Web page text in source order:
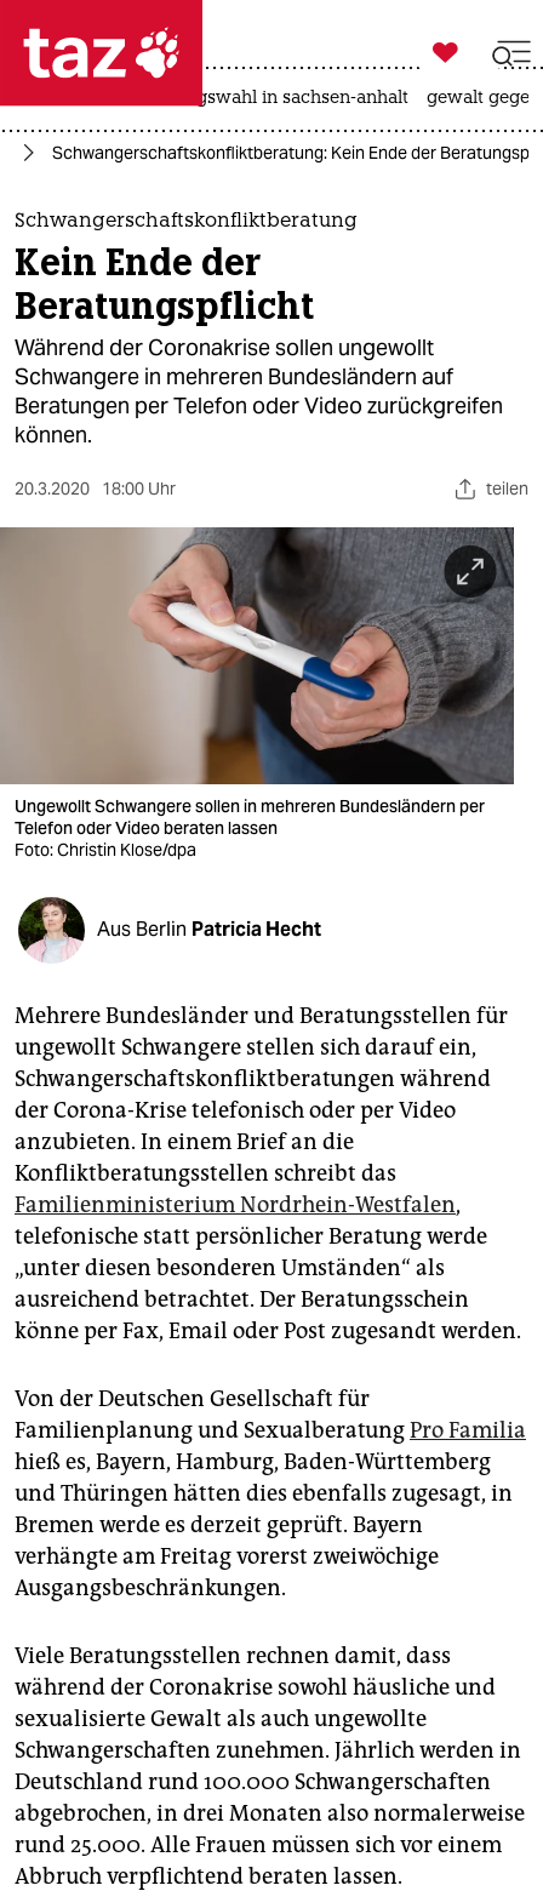
 taz zahl ich
taz zahl ich
themen
politik
öko
gesellschaft
kultur
sport
veranstaltungen
shop
fragen & hilfe
unterstützen
genossenschaft
epaper login

taz zahl ich
landtagswahl in sachsen-anhalt gewalt
Schwangerschaftskonfliktberatung: Kein Ende der
Schwangerschaftskonfliktberatung
Kein Ende der
Beratungspflicht
Während der Coronakrise sollen ungewollt
Schwangere in mehreren Bundesländern auf
Beratungen per Telefon oder Video zurückgreifen
können.
20.3.2020 18:00 Uhr teilen
Ungewollt Schwangere sollen in mehreren Bundesländern per
Telefon oder Video beraten lassen
Foto: Christin Klose/dpa
Aus Berlin Patricia Hecht
Mehrere Bundesländer und Beratungsstellen für
ungewollt Schwangere stellen sich darauf ein,
Schwangerschaftskonfliktberatungen während
der Corona-Krise telefonisch oder per Video
anzubieten. In einem Brief an die
Konfliktberatungsstellen schreibt das
Familienministerium Nordrhein-Westfalen,
telefonische statt persönlicher Beratung werde
„unter diesen besonderen Umständen“ als
ausreichend betrachtet. Der Beratungsschein
könne per Fax, Email oder Post zugesandt werden.
Von der Deutschen Gesellschaft für
Familienplanung und SexualberatungPro Familia
hieß es, Bayern, Hamburg, Baden-Württemberg
und Thüringen hätten dies ebenfalls zugesagt, in
Bremen werde es derzeit geprüft. Bayern
verhängte am Freitag vorerst zweiwöchige
Ausgangsbeschränkungen.
Viele Beratungsstellen rechnen damit, dass
während der Coronakrise sowohl häusliche und
sexualisierte Gewalt als auch ungewollte
Schwangerschaften zunehmen. Jährlich werden in
Deutschland rund 100.000 Schwangerschaften
abgebrochen, in drei Monaten also normalerweise
rund 25.000. Alle Frauen müssen sich vor einem
Abbruch verpflichtend beraten lassen.